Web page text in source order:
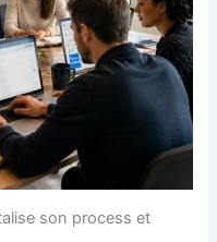
son process et